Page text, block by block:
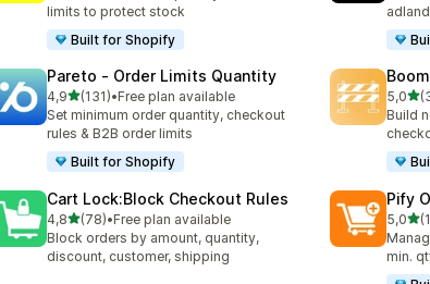
limits to protect stock
Built for Shopify
Pareto ‑ Order Limits Quantity
4,95 yıldız üzerinden
(131)
toplam 131 değerlendirme
•Free plan available
Set minimum order quantity, checkout
rules & B2B order limits
Built for Shopify
5,05
Build
Cart Lock:Block Checkout Rules
4,85 yıldız üzerinden
(78)
toplam 78 değerlendirme
•Free plan available
Block orders by amount, quantity,
discount, customer, shipping
Pify
5,05
min.